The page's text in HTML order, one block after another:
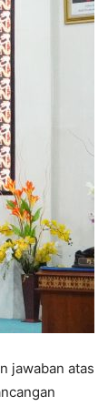
jawaban atas